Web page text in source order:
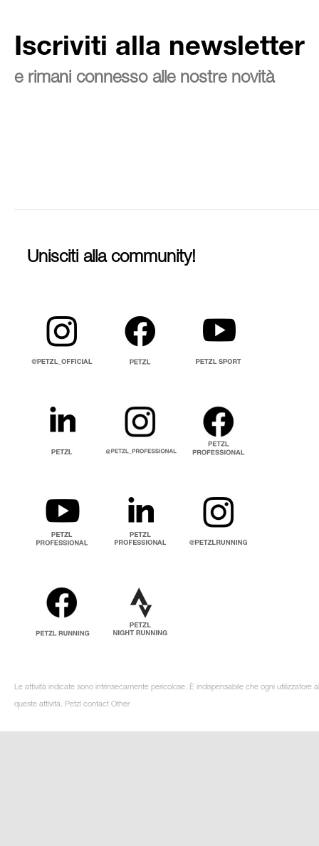
Iscriviti alla newsletter
e rimani connesso alle nostre novità
Unisciti alla community!
Le attività indicate sono intrinsecamente pericolose. È indispensabile che ogni utilizzatore
queste attività. Petzl contact Other